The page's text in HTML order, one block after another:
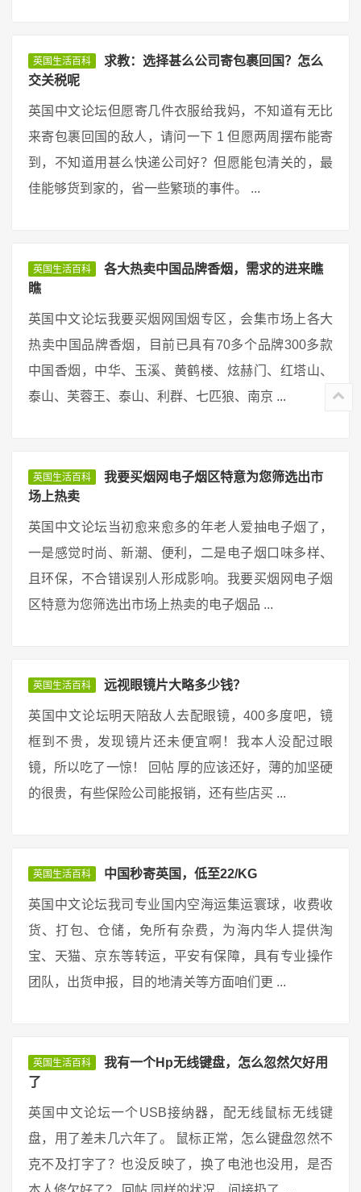
英国生活百科
求教：选择甚么公司寄包裹回国？怎么
交关税呢
英国中文论坛但愿寄几件衣服给我妈，不知道有无比
来寄包裹回国的敌人，请问一下 1 但愿两周摆布能寄
到，不知道用甚么快递公司好？但愿能包清关的，最
佳能够货到家的，省一些繁琐的事件。 ...
英国生活百科
各大热卖中国品牌香烟，需求的进来瞧
瞧
英国中文论坛我要买烟网国烟专区，会集市场上各大
热卖中国品牌香烟，目前已具有70多个品牌300多款
中国香烟，中华、玉溪、黄鹤楼、炫赫门、红塔山、
泰山、芙蓉王、泰山、利群、七匹狼、南京 ...
英国生活百科
我要买烟网电子烟区特意为您筛选出市
场上热卖
英国中文论坛当初愈来愈多的年老人爱抽电子烟了，
一是感觉时尚、新潮、便利，二是电子烟口味多样、
且环保，不合错误别人形成影响。我要买烟网电子烟
区特意为您筛选出市场上热卖的电子烟品 ...
英国生活百科 远视眼镜片大略多少钱？
英国中文论坛明天陪敌人去配眼镜，400多度吧，镜
框到不贵，发现镜片还未便宜啊！我本人没配过眼
镜，所以吃了一惊！ 回帖 厚的应该还好，薄的加坚硬
的很贵，有些保险公司能报销，还有些店买 ...
英国生活百科 中国秒寄英国，低至22/KG
英国中文论坛我司专业国内空海运集运寰球，收费收
货、打包、仓储，免所有杂费，为海内华人提供淘
宝、天猫、京东等转运，平安有保障，具有专业操作
团队，出货申报，目的地清关等方面咱们更 ...
英国生活百科
我有一个Hp无线键盘，怎么忽然欠好用
了
英国中文论坛一个USB接纳器，配无线鼠标无线键
盘，用了差未几六年了。 鼠标正常，怎么键盘忽然不
克不及打字了？也没反映了，换了电池也没用，是否